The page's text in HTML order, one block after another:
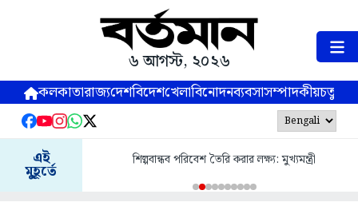
৬ আগস্ট, ২০২৬
কলকাতারাজ্যদেশবিদেশখেলাবিনোদনব্যবসাসম্পাদকীয়
এই
মুহূর্তে
শিল্পবান্ধব পরিবেশ তৈরি করার লক্ষ্য: মুখ্যমন্ত্রী